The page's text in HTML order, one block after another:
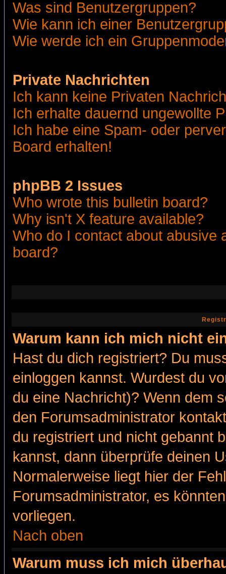
Was sind Benutzergruppen?
Wie kann ich einer
Wie werde ich ein
Private Nachrichten
Ich kann keine Privaten
Ich erhalte dauernd ungewollte
Ich habe eine Spam- oder
Board erhalten!
phpBB 2 Issues
Who wrote this bulletin board?
Why isn't X feature available?
Who do I contact about abusive
board?
Warum kann ich mich nicht
Hast du dich registriert? Du
einloggen kannst. Wurdest du
du eine Nachricht)? Wenn dem
den Forumsadministrator
du registriert und nicht gebannt
kannst, dann überprüfe deinen
Normalerweise liegt hier der
Forumsadministrator, es
vorliegen.
Nach oben
Warum muss ich mich